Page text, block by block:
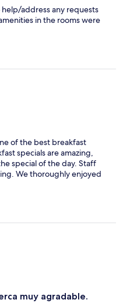
address any requests
in the rooms were
of the best breakfast
specials are amazing,
special of the day. Staff
We thoroughly enjoyed
muy agradable.